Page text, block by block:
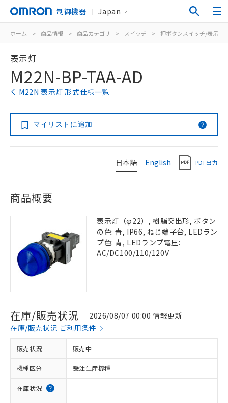
制御機器 Japan
ホーム > 商品情報 > 商品カテゴリ > スイッチ > 押ボタンスイッチ/表示灯
表示灯
M22N-BP-TAA-AD
M22N 表示灯 形式仕様一覧
マイリストに追加
日本語 English PDF出力
商品概要
表示灯（φ22）, 樹脂突出形, ボタン
の色: 青, IP66, ねじ端子台, LEDラン
プ色: 青, LEDランプ電圧:
AC/DC100/110/120V
在庫/販売状況
2026/08/07 00:00 情報更新
在庫/販売状況 ご利用条件
販売状況 販売中
機種区分 受注生産機種
在庫状況